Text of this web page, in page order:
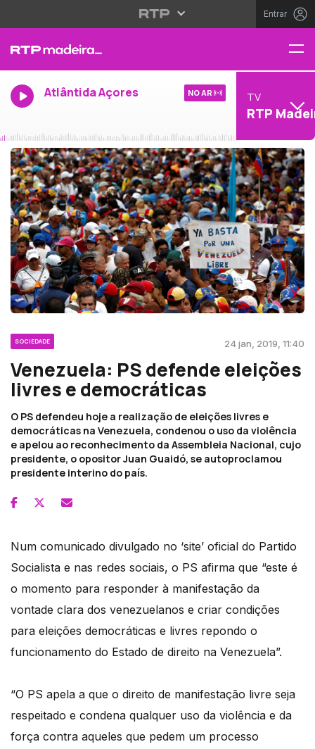
Entrar
Atlântida Açores NO AR TV
RTP
SOCIEDADE 24 jan, 2019, 11:40
Venezuela: PS defende eleições
livres e democráticas
O PS defendeu hoje a realização de eleições livres e
democráticas na Venezuela, condenou o uso da violência
e apelou ao reconhecimento da Assembleia Nacional, cujo
presidente, o opositor Juan Guaidó, se autoproclamou
presidente interino do país.
Num comunicado divulgado no ‘site’ oficial do Partido
Socialista e nas redes sociais, o PS afirma que “este é
o momento para responder à manifestação da
vontade clara dos venezuelanos e criar condições
para eleições democráticas e livres repondo o
funcionamento do Estado de direito na Venezuela”.
“O PS apela a que o direito de manifestação livre seja
respeitado e condena qualquer uso da violência e da
força contra aqueles que pedem um processo